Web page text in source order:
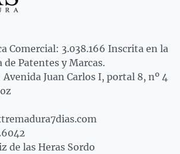
Comercial: 3.038.166 Inscrita en la
de Patentes y Marcas.
Juan Carlos I, portal 8, nº 4
de las Heras Sordo